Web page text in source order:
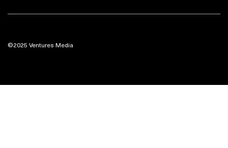
©2025 Ventures Media